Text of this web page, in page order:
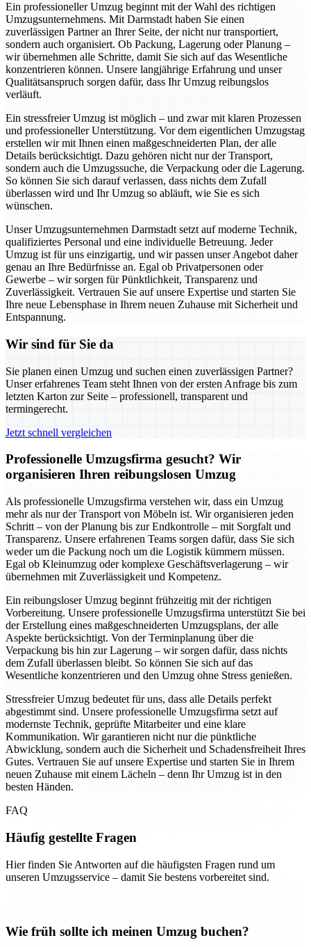
Ein professioneller Umzug beginnt mit der Wahl des richtigen
Umzugsunternehmens. Mit Darmstadt haben Sie einen
zuverlässigen Partner an Ihrer Seite, der nicht nur transportiert,
sondern auch organisiert. Ob Packung, Lagerung oder Planung –
wir übernehmen alle Schritte, damit Sie sich auf das Wesentliche
konzentrieren können. Unsere langjährige Erfahrung und unser
Qualitätsanspruch sorgen dafür, dass Ihr Umzug reibungslos
verläuft.
Ein stressfreier Umzug ist möglich – und zwar mit klaren Prozessen
und professioneller Unterstützung. Vor dem eigentlichen Umzugstag
erstellen wir mit Ihnen einen maßgeschneiderten Plan, der alle
Details berücksichtigt. Dazu gehören nicht nur der Transport,
sondern auch die Umzugssuche, die Verpackung oder die Lagerung.
So können Sie sich darauf verlassen, dass nichts dem Zufall
überlassen wird und Ihr Umzug so abläuft, wie Sie es sich
wünschen.
Unser Umzugsunternehmen Darmstadt setzt auf moderne Technik,
qualifiziertes Personal und eine individuelle Betreuung. Jeder
Umzug ist für uns einzigartig, und wir passen unser Angebot daher
genau an Ihre Bedürfnisse an. Egal ob Privatpersonen oder
Gewerbe – wir sorgen für Pünktlichkeit, Transparenz und
Zuverlässigkeit. Vertrauen Sie auf unsere Expertise und starten Sie
Ihre neue Lebensphase in Ihrem neuen Zuhause mit Sicherheit und
Entspannung.
Wir sind für Sie da
Sie planen einen Umzug und suchen einen zuverlässigen Partner?
Unser erfahrenes Team steht Ihnen von der ersten Anfrage bis zum
letzten Karton zur Seite – professionell, transparent und
termingerecht.
Jetzt schnell vergleichen
Professionelle Umzugsfirma gesucht? Wir
organisieren Ihren reibungslosen Umzug
Als professionelle Umzugsfirma verstehen wir, dass ein Umzug
mehr als nur der Transport von Möbeln ist. Wir organisieren jeden
Schritt – von der Planung bis zur Endkontrolle – mit Sorgfalt und
Transparenz. Unsere erfahrenen Teams sorgen dafür, dass Sie sich
weder um die Packung noch um die Logistik kümmern müssen.
Egal ob Kleinumzug oder komplexe Geschäftsverlagerung – wir
übernehmen mit Zuverlässigkeit und Kompetenz.
Ein reibungsloser Umzug beginnt frühzeitig mit der richtigen
Vorbereitung. Unsere professionelle Umzugsfirma unterstützt Sie bei
der Erstellung eines maßgeschneiderten Umzugsplans, der alle
Aspekte berücksichtigt. Von der Terminplanung über die
Verpackung bis hin zur Lagerung – wir sorgen dafür, dass nichts
dem Zufall überlassen bleibt. So können Sie sich auf das
Wesentliche konzentrieren und den Umzug ohne Stress genießen.
Stressfreier Umzug bedeutet für uns, dass alle Details perfekt
abgestimmt sind. Unsere professionelle Umzugsfirma setzt auf
modernste Technik, geprüfte Mitarbeiter und eine klare
Kommunikation. Wir garantieren nicht nur die pünktliche
Abwicklung, sondern auch die Sicherheit und Schadensfreiheit Ihres
Gutes. Vertrauen Sie auf unsere Expertise und starten Sie in Ihrem
neuen Zuhause mit einem Lächeln – denn Ihr Umzug ist in den
besten Händen.
FAQ
Häufig gestellte Fragen
Hier finden Sie Antworten auf die häufigsten Fragen rund um
unseren Umzugsservice – damit Sie bestens vorbereitet sind.
Wie früh sollte ich meinen Umzug buchen?